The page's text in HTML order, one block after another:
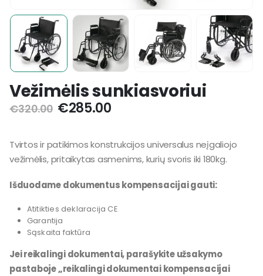
Vežimėlis sunkiasvoriui
€320.00 €285.00
Tvirtos ir patikimos konstrukcijos universalus neįgaliojo
vežimėlis, pritaikytas asmenims, kurių svoris iki 180kg.
Išduodame dokumentus kompensacijai gauti:
Atitikties deklaracija CE
Garantija
Sąskaita faktūra
Jei reikalingi dokumentai, parašykite užsakymo
pastaboje „reikalingi dokumentai kompensacijai